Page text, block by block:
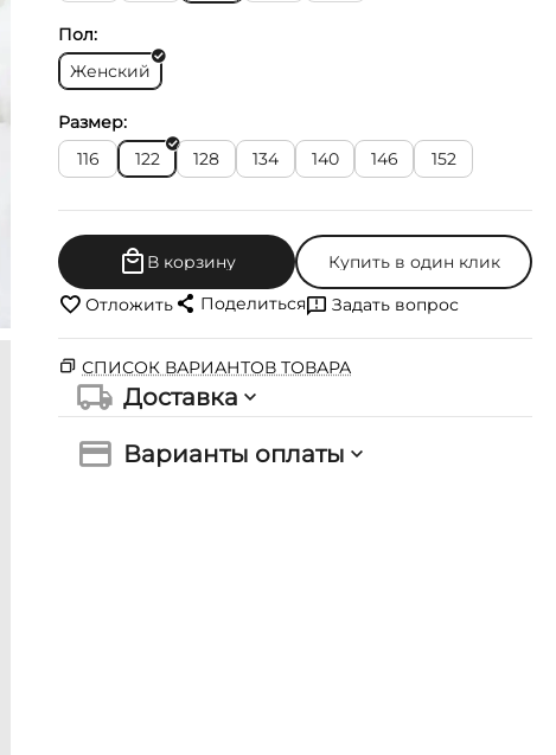
Пол:
Женский
Размер:
116
122 128 134 140 146 152
В корзину
Купить в один клик
Отложить
Поделиться Задать вопрос
СПИСОК ВАРИАНТОВ ТОВАРА
Доставка
Варианты оплаты